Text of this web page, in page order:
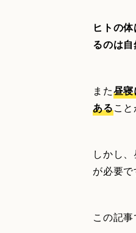
ヒトの
るのは
また昼
あること
しかし
が必要で
この記